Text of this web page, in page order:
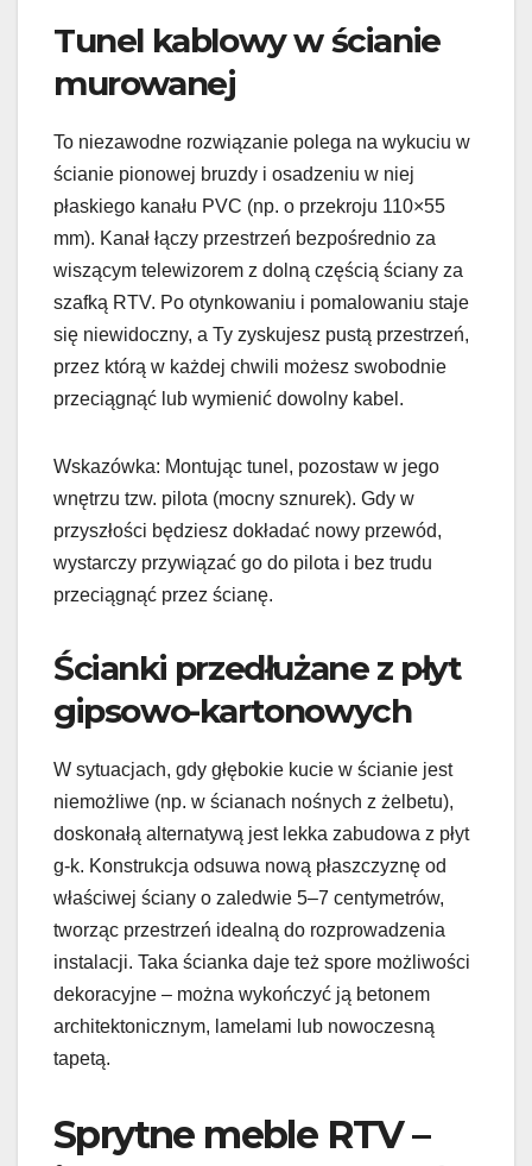
Tunel kablowy w ścianie
murowanej
To niezawodne rozwiązanie polega na wykuciu w
ścianie pionowej bruzdy i osadzeniu w niej
płaskiego kanału PVC (np. o przekroju 110×55
mm). Kanał łączy przestrzeń bezpośrednio za
wiszącym telewizorem z dolną częścią ściany za
szafką RTV. Po otynkowaniu i pomalowaniu staje
się niewidoczny, a Ty zyskujesz pustą przestrzeń,
przez którą w każdej chwili możesz swobodnie
przeciągnąć lub wymienić dowolny kabel.
Wskazówka: Montując tunel, pozostaw w jego
wnętrzu tzw. pilota (mocny sznurek). Gdy w
przyszłości będziesz dokładać nowy przewód,
wystarczy przywiązać go do pilota i bez trudu
przeciągnąć przez ścianę.
Ścianki przedłużane z płyt
gipsowo-kartonowych
W sytuacjach, gdy głębokie kucie w ścianie jest
niemożliwe (np. w ścianach nośnych z żelbetu),
doskonałą alternatywą jest lekka zabudowa z płyt
g-k. Konstrukcja odsuwa nową płaszczyznę od
właściwej ściany o zaledwie 5–7 centymetrów,
tworząc przestrzeń idealną do rozprowadzenia
instalacji. Taka ścianka daje też spore możliwości
dekoracyjne – można wykończyć ją betonem
architektonicznym, lamelami lub nowoczesną
tapetą.
Sprytne meble RTV –